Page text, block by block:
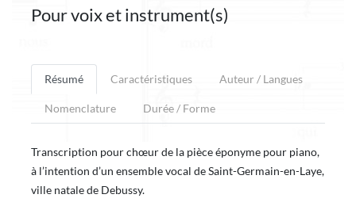
Pour voix et instrument(s)
Résumé Caractéristiques Auteur / Langues
Nomenclature Durée / Forme
Transcription pour chœur de la pièce éponyme pour piano,
à l’intention d’un ensemble vocal de Saint-Germain-en-Laye,
ville natale de Debussy.